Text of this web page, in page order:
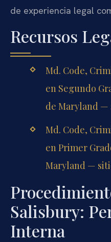
de experiencia legal
Recursos
Md. Code,
en Segundo
de Maryland
Md. Code,
en Primer
Maryland —
Salisbury:
Interna